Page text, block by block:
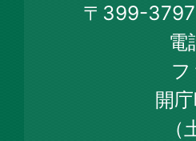
Town
Official
Web
Site
〒399-3797
電
開